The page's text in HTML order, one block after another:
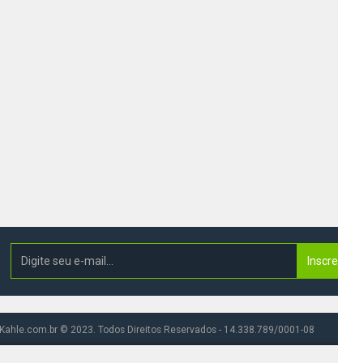
Kahle.com.br © 2023. Todos Direitos Reservados - 14.338.789/0001-08